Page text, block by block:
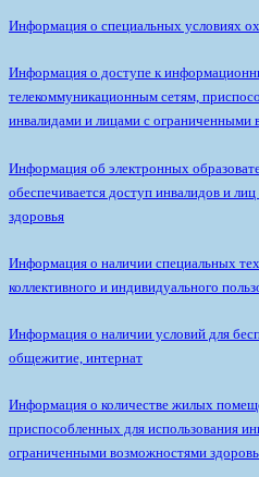
Информация о специальных условиях
Информация о доступе к
телекоммуникационным сетям,
инвалидами и лицами с ограниченными
Информация об электронных
обеспечивается доступ инвалидов и
здоровья
Информация о наличии специальных
коллективного и индивидуального
Информация о наличии условий для
общежитие, интернат
Информация о количестве жилых
приспособленных для использования
ограниченными возможностями